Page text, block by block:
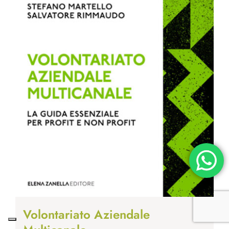
Volontariato Aziendale